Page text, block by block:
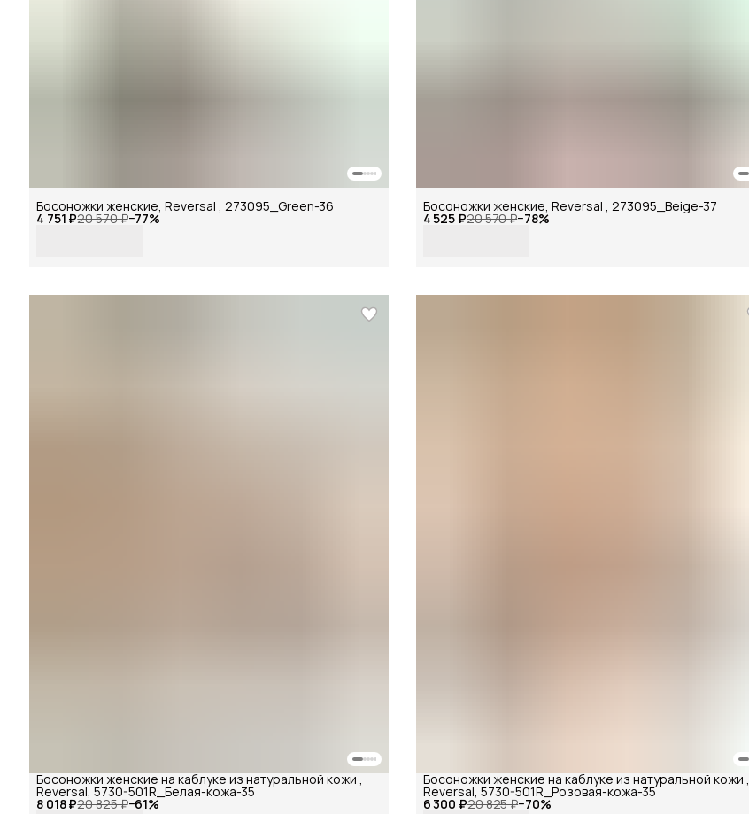
4 751 ₽20 570 ₽−77%
Босоножки женские, Reversal , 273095_Green-36
4 525 ₽20 570 ₽−78%
Босоножки женские, Reversal , 273095_Beige-37
8 018 ₽20 825 ₽−61%
Босоножки женские на каблуке из натуральной кожи ,
Reversal, 5730-501R_Белая-кожа-35
6 300 ₽20 825 ₽−70%
Босоножки женские на каблуке из натуральной кожи ,
Reversal, 5730-501R_Розовая-кожа-35